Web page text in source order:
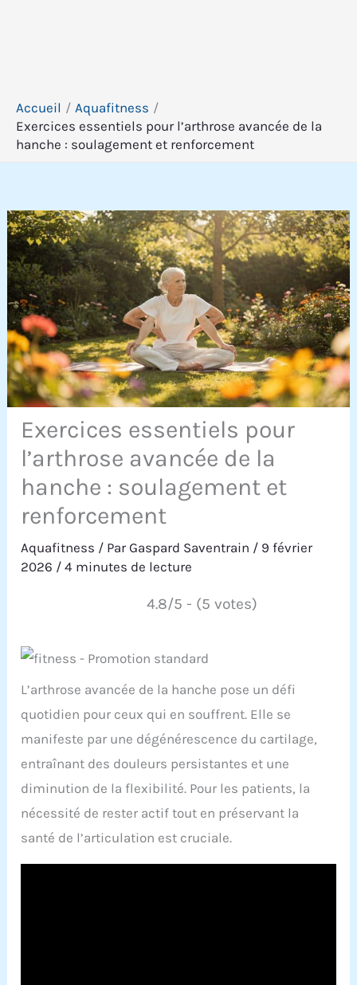
Accueil
Aquafitness
Exercices essentiels pour l’arthrose avancée de la
hanche : soulagement et renforcement
Exercices essentiels pour
l’arthrose avancée de la
hanche : soulagement et
renforcement
Aquafitness / ParGaspard Saventrain / 9 février
2026 /4 minutes de lecture
4.8/5 - (5 votes)
L’arthrose avancée de la hanche pose un défi
quotidien pour ceux qui en souffrent. Elle se
manifeste par une dégénérescence du cartilage,
entraînant des douleurs persistantes et une
diminution de la flexibilité. Pour les patients, la
nécessité de rester actif tout en préservant la
santé de l’articulation est cruciale.